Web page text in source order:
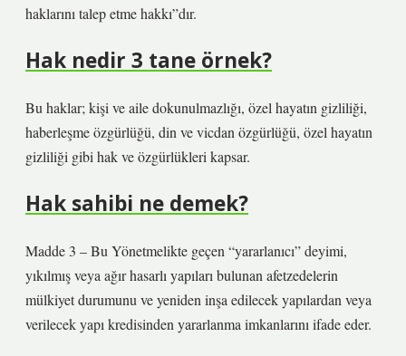
haklarını talep etme hakkı”dır.
Hak nedir 3 tane örnek?
Bu haklar; kişi ve aile dokunulmazlığı, özel hayatın gizliliği,
haberleşme özgürlüğü, din ve vicdan özgürlüğü, özel hayatın
gizliliği gibi hak ve özgürlükleri kapsar.
Hak sahibi ne demek?
Madde 3 – Bu Yönetmelikte geçen “yararlanıcı” deyimi,
yıkılmış veya ağır hasarlı yapıları bulunan afetzedelerin
mülkiyet durumunu ve yeniden inşa edilecek yapılardan veya
verilecek yapı kredisinden yararlanma imkanlarını ifade eder.